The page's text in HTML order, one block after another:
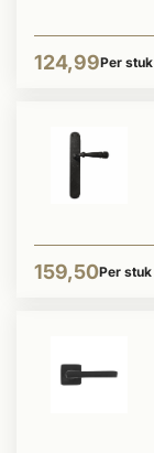
124,99Per stuk
159,50Per stuk